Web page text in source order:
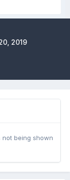
2019
not being shown